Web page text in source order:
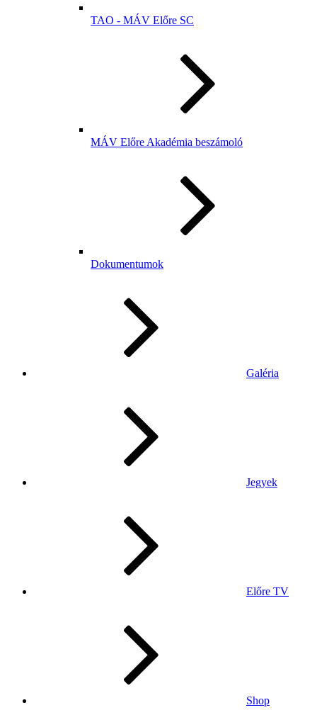
TAO - MÁV Előre SC
MÁV Előre Akadémia beszámoló
Dokumentumok
Galéria
Jegyek
Előre TV
Shop